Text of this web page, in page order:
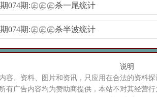
期074期:㊣㊣㊣杀一尾统计
期074期:㊣㊣㊣杀半波统计
说明
容、资料、图片和资讯，只应用在合法的资料
有广告内容均为赞助商提供，本站不对其经营